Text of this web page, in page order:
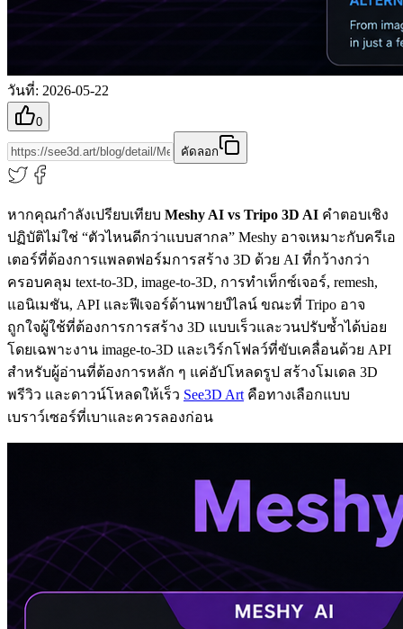
วันที่: 2026-05-22
0
คัดลอก
หากคุณกำลังเปรียบเทียบ Meshy AI vs Tripo 3D AI คำตอบเชิง
ปฏิบัติไม่ใช่ “ตัวไหนดีกว่าแบบสากล” Meshy อาจเหมาะกับครีเอ
เตอร์ที่ต้องการแพลตฟอร์มการสร้าง 3D ด้วย AI ที่กว้างกว่า
ครอบคลุม text-to-3D, image-to-3D, การทำเท็กซ์เจอร์, remesh,
แอนิเมชัน, API และฟีเจอร์ด้านพายป์ไลน์ ขณะที่ Tripo อาจ
ถูกใจผู้ใช้ที่ต้องการการสร้าง 3D แบบเร็วและวนปรับซ้ำได้บ่อย
โดยเฉพาะงาน image-to-3D และเวิร์กโฟลว์ที่ขับเคลื่อนด้วย API
สำหรับผู้อ่านที่ต้องการหลัก ๆ แค่อัปโหลดรูป สร้างโมเดล 3D
พรีวิว และดาวน์โหลดให้เร็ว See3D Art คือทางเลือกแบบ
เบราว์เซอร์ที่เบาและควรลองก่อน